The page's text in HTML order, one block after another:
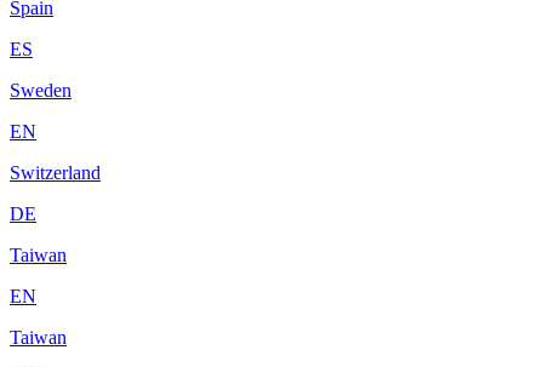
Spain
ES
Sweden
EN
Switzerland
DE
Taiwan
EN
Taiwan